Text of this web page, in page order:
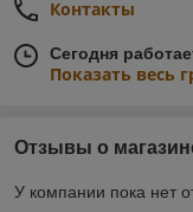
Контакты
Сегодня
Показать весь
Отзывы о
У компании пока нет